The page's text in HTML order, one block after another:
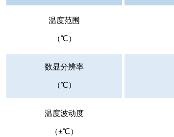
温度范围
（℃）
数显分辨率
（℃）
温度波动度
（±℃）